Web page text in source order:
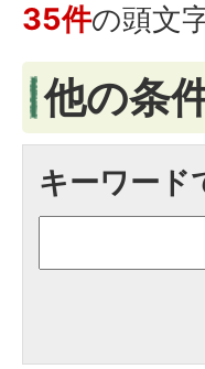
35件の頭文
他の条
キーワード